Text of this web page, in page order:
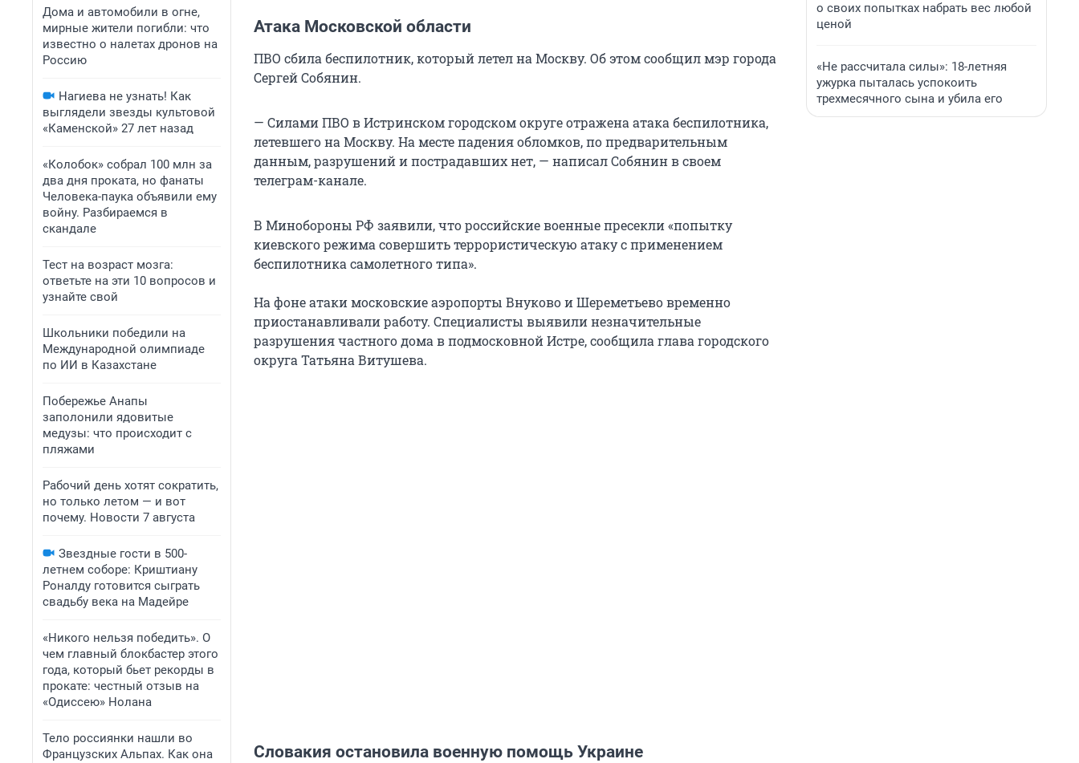
Дома и автомобили в огне,
мирные жители погибли: что
известно о налетах дронов на
Россию
Нагиева не узнать! Как
выглядели звезды культовой
«Каменской» 27 лет назад
«Колобок» собрал 100 млн за
два дня проката, но фанаты
Человека-паука объявили ему
войну. Разбираемся в
скандале
Тест на возраст мозга:
ответьте на эти 10 вопросов и
узнайте свой
Школьники победили на
Международной олимпиаде
по ИИ в Казахстане
Побережье Анапы
заполонили ядовитые
медузы: что происходит с
пляжами
Рабочий день хотят сократить,
но только летом — и вот
почему. Новости 7 августа
Звездные гости в 500-
летнем соборе: Криштиану
Роналду готовится сыграть
свадьбу века на Мадейре
«Никого нельзя победить». О
чем главный блокбастер этого
года, который бьет рекорды в
прокате: честный отзыв на
«Одиссею» Нолана
Тело россиянки нашли во
Французских Альпах. Как она
Атака Московской области
ПВО сбила беспилотник, который летел на Москву. Об этом сообщил мэр города
Сергей Собянин.
— Силами ПВО в Истринском городском округе отражена атака беспилотника,
летевшего на Москву. На месте падения обломков, по предварительным
данным, разрушений и пострадавших нет, — написал Собянин в своем
телеграм-канале.
В Минобороны РФ заявили, что российские военные пресекли «попытку
киевского режима совершить террористическую атаку с применением
беспилотника самолетного типа».
На фоне атаки московские аэропорты Внуково и Шереметьево временно
приостанавливали работу. Специалисты выявили незначительные
разрушения частного дома в подмосковной Истре, сообщила глава городского
округа Татьяна Витушева.
Словакия остановила военную помощь Украине
о своих попытках набрать вес любой
ценой
«Не рассчитала силы»: 18-летняя
ужурка пыталась успокоить
трехмесячного сына и убила его